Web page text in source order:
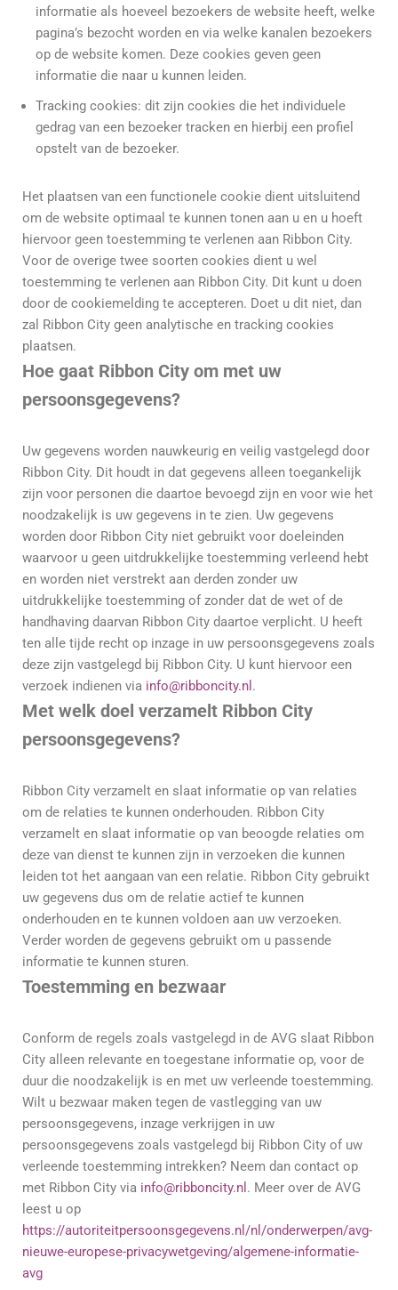
informatie als hoeveel bezoekers de website heeft, welke
pagina’s bezocht worden en via welke kanalen bezoekers
op de website komen. Deze cookies geven geen
informatie die naar u kunnen leiden.
Tracking cookies: dit zijn cookies die het individuele
gedrag van een bezoeker tracken en hierbij een profiel
opstelt van de bezoeker.
Het plaatsen van een functionele cookie dient uitsluitend
om de website optimaal te kunnen tonen aan u en u hoeft
hiervoor geen toestemming te verlenen aan Ribbon City.
Voor de overige twee soorten cookies dient u wel
toestemming te verlenen aan Ribbon City. Dit kunt u doen
door de cookiemelding te accepteren. Doet u dit niet, dan
zal Ribbon City geen analytische en tracking cookies
plaatsen.
Hoe gaat Ribbon City om met uw
persoonsgegevens?
Uw gegevens worden nauwkeurig en veilig vastgelegd door
Ribbon City. Dit houdt in dat gegevens alleen toegankelijk
zijn voor personen die daartoe bevoegd zijn en voor wie het
noodzakelijk is uw gegevens in te zien. Uw gegevens
worden door Ribbon City niet gebruikt voor doeleinden
waarvoor u geen uitdrukkelijke toestemming verleend hebt
en worden niet verstrekt aan derden zonder uw
uitdrukkelijke toestemming of zonder dat de wet of de
handhaving daarvan Ribbon City daartoe verplicht. U heeft
ten alle tijde recht op inzage in uw persoonsgegevens zoals
deze zijn vastgelegd bij Ribbon City. U kunt hiervoor een
verzoek indienen via info@ribboncity.nl .
Met welk doel verzamelt Ribbon City
persoonsgegevens?
Ribbon City verzamelt en slaat informatie op van relaties
om de relaties te kunnen onderhouden. Ribbon City
verzamelt en slaat informatie op van beoogde relaties om
deze van dienst te kunnen zijn in verzoeken die kunnen
leiden tot het aangaan van een relatie. Ribbon City gebruikt
uw gegevens dus om de relatie actief te kunnen
onderhouden en te kunnen voldoen aan uw verzoeken.
Verder worden de gegevens gebruikt om u passende
informatie te kunnen sturen.
Toestemming en bezwaar
Conform de regels zoals vastgelegd in de AVG slaat Ribbon
City alleen relevante en toegestane informatie op, voor de
duur die noodzakelijk is en met uw verleende toestemming.
Wilt u bezwaar maken tegen de vastlegging van uw
persoonsgegevens, inzage verkrijgen in uw
persoonsgegevens zoals vastgelegd bij Ribbon City of uw
verleende toestemming intrekken? Neem dan contact op
met Ribbon City via info@ribboncity.nl . Meer over de AVG
leest u op
https://autoriteitpersoonsgegevens.nl/nl/onderwerpen/avg-
nieuwe-europese-privacywetgeving/algemene-informatie-
avg